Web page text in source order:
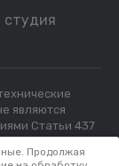
студия
являются
Статьи 437
и стоимости
Продолжая